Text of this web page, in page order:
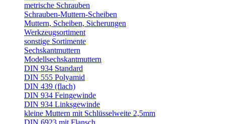
metrische Schrauben
Schrauben-Muttern-Scheiben
Muttern, Scheiben, Sicherungen
Werkzeugsortiment
sonstige Sortimente
Sechskantmuttern
Modellsechskantmuttern
DIN 934 Standard
DIN 555 Polyamid
DIN 439 (flach)
DIN 934 Feingewinde
DIN 934 Linksgewinde
kleine Muttern mit Schlüsselweite 2,5mm
DIN 6923 mit Flansch